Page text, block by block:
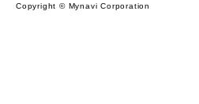
Copyright © Mynavi Corporation